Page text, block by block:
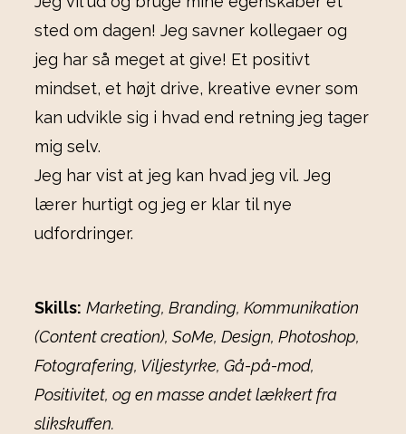
sted om dagen! Jeg savner kollegaer og
jeg har så meget at give! Et positivt
mindset, et højt drive, kreative evner som
kan udvikle sig i hvad end retning jeg tager
mig selv.
Jeg har vist at jeg kan hvad jeg vil. Jeg
lærer hurtigt og jeg er klar til nye
udfordringer.
Skills: Marketing, Branding, Kommunikation
(Content creation), SoMe, Design, Photoshop,
Fotografering, Viljestyrke, Gå-på-mod,
Positivitet, og en masse andet lækkert fra
slikskuffen.